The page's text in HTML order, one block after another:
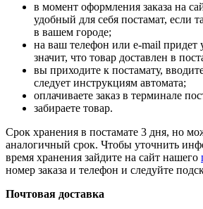
в момент оформления заказа на
удобный для себя постамат, если
в вашем городе;
на ваш телефон или e-mail придет
значит, что товар доставлен в
вы приходите к постамату,
следует инструкциям автомата;
оплачиваете заказ в терминале
забираете товар.
Срок хранения в постамате 3 дня, но
аналогичный срок. Чтобы уточнить
время хранения зайдите на сайт нашего
номер заказа и телефон и следуйте
Почтовая доставка